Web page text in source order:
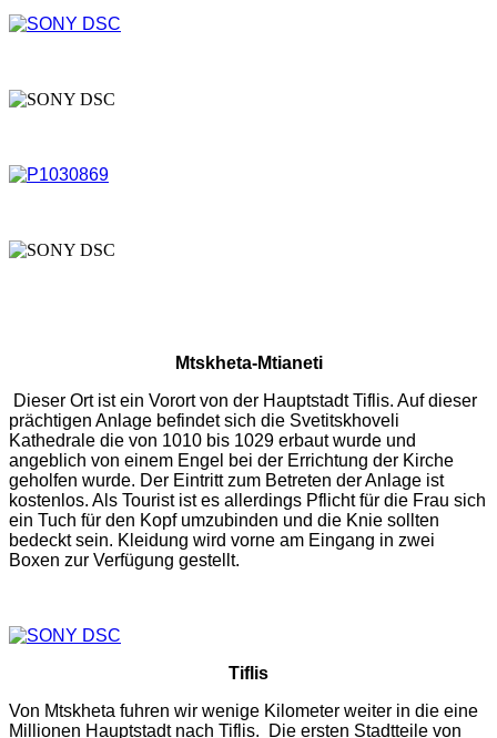
Mtskheta-Mtianeti
Dieser Ort ist ein Vorort von der Hauptstadt Tiflis. Auf dieser
prächtigen Anlage befindet sich die Svetitskhoveli
Kathedrale die von 1010 bis 1029 erbaut wurde und
angeblich von einem Engel bei der Errichtung der Kirche
geholfen wurde. Der Eintritt zum Betreten der Anlage ist
kostenlos. Als Tourist ist es allerdings Pflicht für die Frau sich
ein Tuch für den Kopf umzubinden und die Knie sollten
bedeckt sein. Kleidung wird vorne am Eingang in zwei
Boxen zur Verfügung gestellt.
Tiflis
Von Mtskheta fuhren wir wenige Kilometer weiter in die eine
Millionen Hauptstadt nach Tiflis. Die ersten Stadtteile von